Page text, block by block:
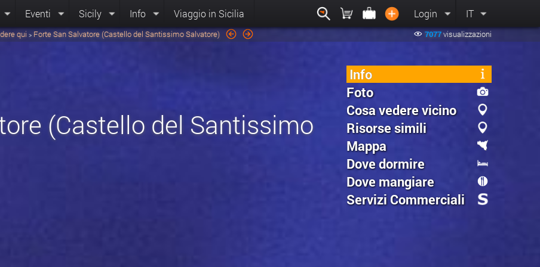
Eventi Sicily Info Viaggio in Sicilia Login IT
qui > Forte San Salvatore (Castello del Santissimo Salvatore) 7077visualizzazioni
(Castello del Santissimo
Info
Foto
Cosa vedere vicino
Risorse simili
Mappa
Dove dormire
Dove mangiare
Servizi Commerciali